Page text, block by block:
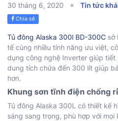
30 tháng 6, 2020 Tin tức
Chia sẻ
Tủ đông Alaska 300l BD-300C sở
tế cùng nhiều tính năng ưu việt,
dụng công nghệ Inverter giúp tiết
dung tích chứa đến 300 lít giúp
hơn.
Khung sơn tĩnh điện chống
Tủ đông Alaska 300L có thiết kế
sáng sang trọng, phù hợp với mọi